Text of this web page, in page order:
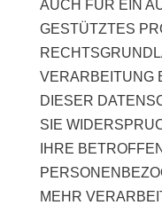
AUCH FÜR EIN
GESTÜTZTES
VERARBEITUNG
DIESER
SIE
IHRE
MEHR